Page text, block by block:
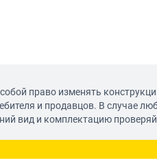
AVRCP
право изменять
и продавцов. В случае
вид и комплектацию